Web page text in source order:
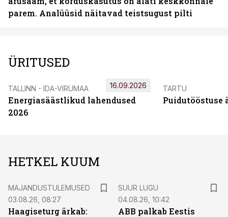
parem. Analüüsid näitavad teistsugust pilti
ÜRITUSED
TALLINN - IDA-VIRUMAA
Energiasäästlikud lahendused
2026
16.09.2026 TARTU
Puidutööstuse
HETKEL KUUM
MAJANDUSTULEMUSED
03.08.26, 08:27
Haagiseturg ärkab:
SUUR LUGU
04.08.26, 10:42
ABB palkab Eestis